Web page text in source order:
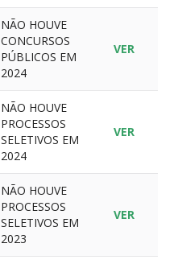
NÃO HOUVE
CONCURSOS
PÚBLICOS EM
2024
VER
NÃO HOUVE
PROCESSOS
SELETIVOS EM
2024
VER
NÃO HOUVE
PROCESSOS
SELETIVOS EM
2023
VER